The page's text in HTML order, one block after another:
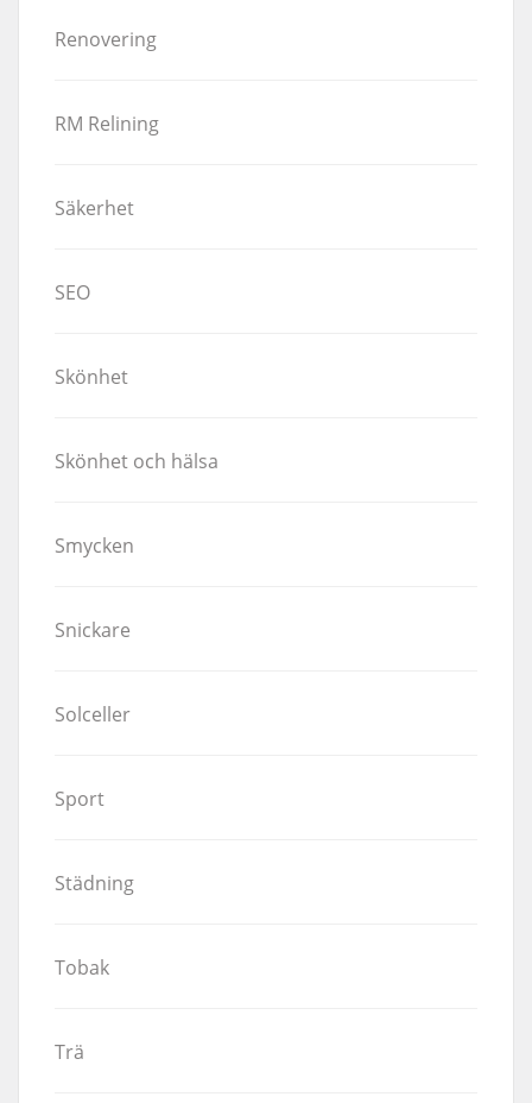
Renovering
RM Relining
Säkerhet
SEO
Skönhet
Skönhet och hälsa
Smycken
Snickare
Solceller
Sport
Städning
Tobak
Trä